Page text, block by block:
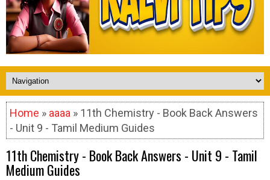
Home » aaaa » 11th Chemistry - Book Back Answers
- Unit 9 - Tamil Medium Guides
11th Chemistry - Book Back Answers - Unit 9 - Tamil
Medium Guides